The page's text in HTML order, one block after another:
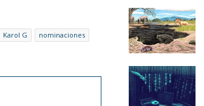
Karol G
nominaciones